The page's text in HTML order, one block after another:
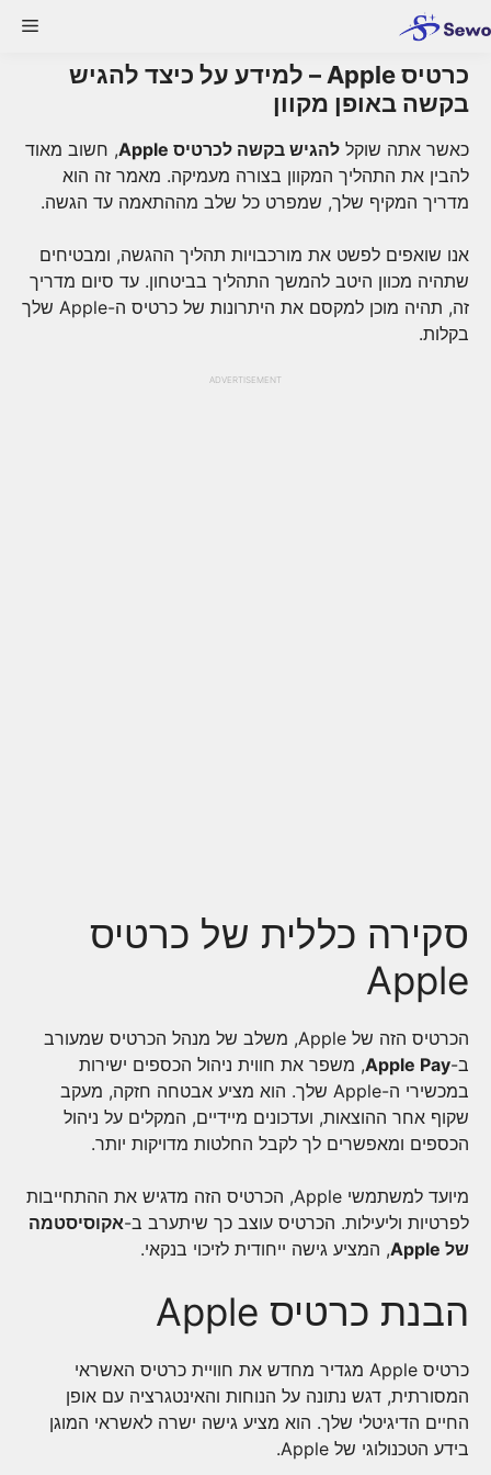
to
content
כרטיס Apple – למידע על כיצד להגיש
בקשה באופן מקוון
כאשר אתה שוקל להגיש בקשה לכרטיס Apple
, חשוב מאוד
להבין את התהליך המקוון בצורה מעמיקה. מאמר זה הוא
מדריך המקיף שלך, שמפרט כל שלב מההתאמה עד הגשה.
אנו שואפים לפשט את מורכבויות תהליך ההגשה, ומבטיחים
שתהיה מכוון היטב להמשך התהליך בביטחון. עד סיום מדריך
זה, תהיה מוכן למקסם את היתרונות של כרטיס ה-Apple שלך
בקלות.
ADVERTISEMENT
סקירה כללית של כרטיס
Apple
הכרטיס הזה של Apple, משלב של מנהל הכרטיס שמעורב
ב-Apple Pay, משפר את חווית ניהול הכספים ישירות
במכשירי ה-Apple שלך. הוא מציע אבטחה חזקה, מעקב
שקוף אחר ההוצאות, ועדכונים מיידיים, המקלים על ניהול
הכספים ומאפשרים לך לקבל החלטות מדויקות יותר.
מיועד למשתמשי Apple, הכרטיס הזה מדגיש את ההתחייבות
לפרטיות וליעילות. הכרטיס עוצב כך שיתערב ב-אקוסיסטמה
של Apple
, המציע גישה ייחודית לזיכוי בנקאי.
הבנת כרטיס Apple
כרטיס Apple מגדיר מחדש את חוויית כרטיס האשראי
המסורתית, דגש נתונה על הנוחות והאינטגרציה עם אופן
החיים הדיגיטלי שלך. הוא מציע גישה ישרה לאשראי המוגן
בידע הטכנולוגי של Apple.